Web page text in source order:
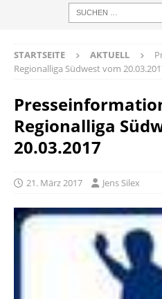
STARTSEITE AKTUELL
Regionalliga Südwest vom
Regionalliga
20.03.2017
21. März 2017 Jens Silex